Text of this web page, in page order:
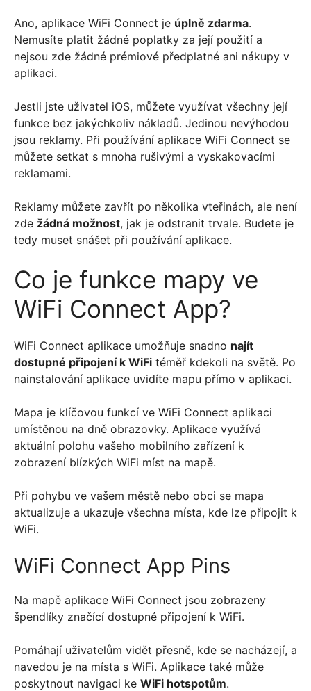
Ano, aplikace WiFi Connect je úplně zdarma.
Nemusíte platit žádné poplatky za její použití a
nejsou zde žádné prémiové předplatné ani nákupy v
aplikaci.
Jestli jste uživatel iOS, můžete využívat všechny její
funkce bez jakýchkoliv nákladů. Jedinou nevýhodou
jsou reklamy. Při používání aplikace WiFi Connect se
můžete setkat s mnoha rušivými a vyskakovacími
reklamami.
Reklamy můžete zavřít po několika vteřinách, ale není
zde žádná možnost, jak je odstranit trvale. Budete je
tedy muset snášet při používání aplikace.
Co je funkce mapy ve
WiFi Connect App?
WiFi Connect aplikace umožňuje snadno najít
dostupné připojení k WiFi téměř kdekoli na světě. Po
nainstalování aplikace uvidíte mapu přímo v aplikaci.
Mapa je klíčovou funkcí ve WiFi Connect aplikaci
umístěnou na dně obrazovky. Aplikace využívá
aktuální polohu vašeho mobilního zařízení k
zobrazení blízkých WiFi míst na mapě.
Při pohybu ve vašem městě nebo obci se mapa
aktualizuje a ukazuje všechna místa, kde lze připojit k
WiFi.
WiFi Connect App Pins
Na mapě aplikace WiFi Connect jsou zobrazeny
špendlíky značící dostupné připojení k WiFi.
Pomáhají uživatelům vidět přesně, kde se nacházejí, a
navedou je na místa s WiFi. Aplikace také může
poskytnout navigaci ke WiFi hotspotům.